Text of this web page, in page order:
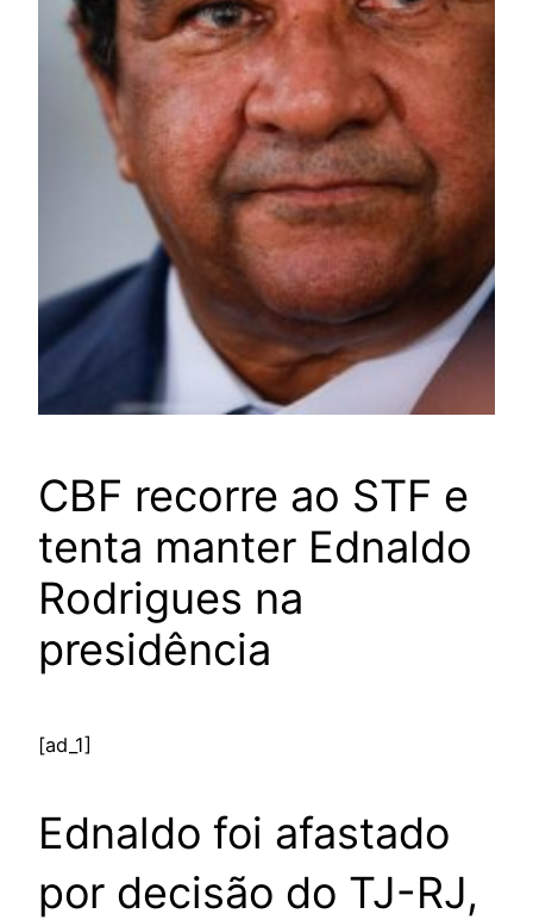
CBF recorre ao STF e
tenta manter Ednaldo
Rodrigues na
presidência
[ad_1]
Ednaldo foi afastado
por decisão do TJ-RJ,